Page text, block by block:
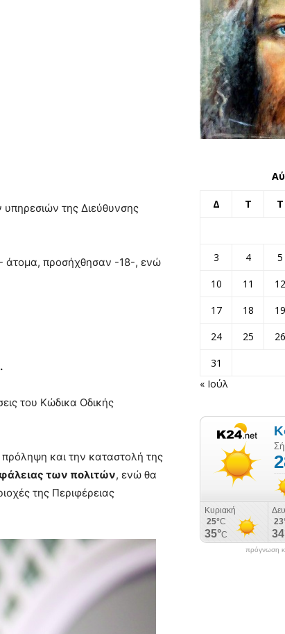
της Διεύθυνσης
άτομα, προσήχθησαν -18-, ενώ
του Κώδικα Οδικής
και την καταστολή της
των πολιτών, ενώ θα
της Περιφέρειας
Δ Τ Τ
3
4 5
10
11 12
17
18 19
24
25 26
31
« Ιούλ
πρόγνωση